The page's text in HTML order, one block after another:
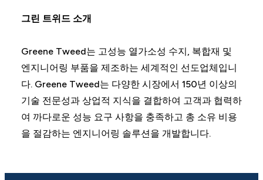
그린 트위드 소개
Greene Tweed는 고성능 열가소성 수지, 복합재 및
엔지니어링 부품을 제조하는 세계적인 선도업체입니
다. Greene Tweed는 다양한 시장에서 150년 이상의
기술 전문성과 상업적 지식을 결합하여 고객과 협력하
여 까다로운 성능 요구 사항을 충족하고 총 소유 비용
을 절감하는 엔지니어링 솔루션을 개발합니다.